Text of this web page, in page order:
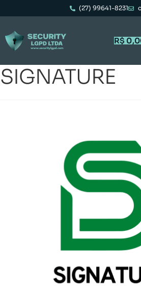
(27) 99641-8231
R$
SIGNATURE